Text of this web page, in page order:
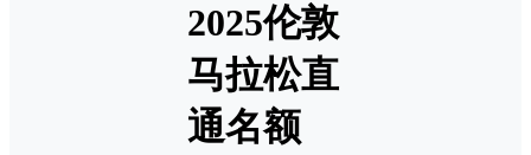
2025伦敦
马拉松直
通名额